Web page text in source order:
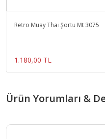
Retro Muay Thai Şortu Mt 3075
1.180,00 TL
Ürün Yorumları &